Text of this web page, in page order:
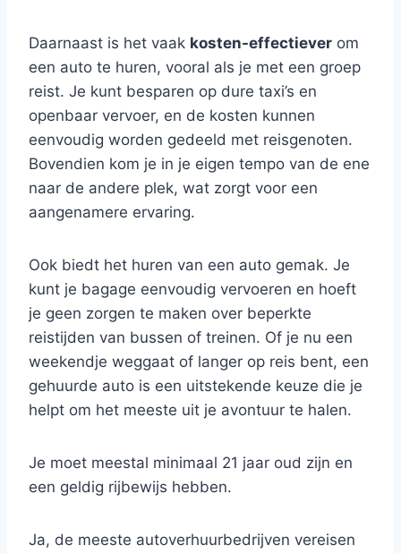
Daarnaast is het vaak kosten-effectiever om
een auto te huren, vooral als je met een groep
reist. Je kunt besparen op dure taxi’s en
openbaar vervoer, en de kosten kunnen
eenvoudig worden gedeeld met reisgenoten.
Bovendien kom je in je eigen tempo van de ene
naar de andere plek, wat zorgt voor een
aangenamere ervaring.
Ook biedt het huren van een auto gemak. Je
kunt je bagage eenvoudig vervoeren en hoeft
je geen zorgen te maken over beperkte
reistijden van bussen of treinen. Of je nu een
weekendje weggaat of langer op reis bent, een
gehuurde auto is een uitstekende keuze die je
helpt om het meeste uit je avontuur te halen.
Je moet meestal minimaal 21 jaar oud zijn en
een geldig rijbewijs hebben.
Ja, de meeste autoverhuurbedrijven vereisen